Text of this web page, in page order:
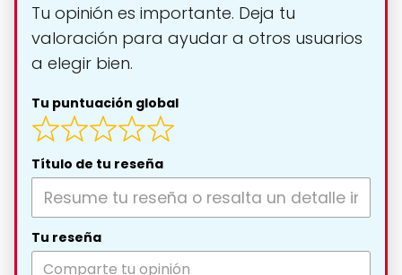
Tu opinión es importante. Deja tu
valoración para ayudar a otros usuarios
a elegir bien.
Tu puntuación global
Título de tu reseña
Tu reseña